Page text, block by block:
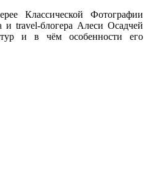
Классической Фотографии
и travel-блогера Алеси Осадчей
и в чём особенности его